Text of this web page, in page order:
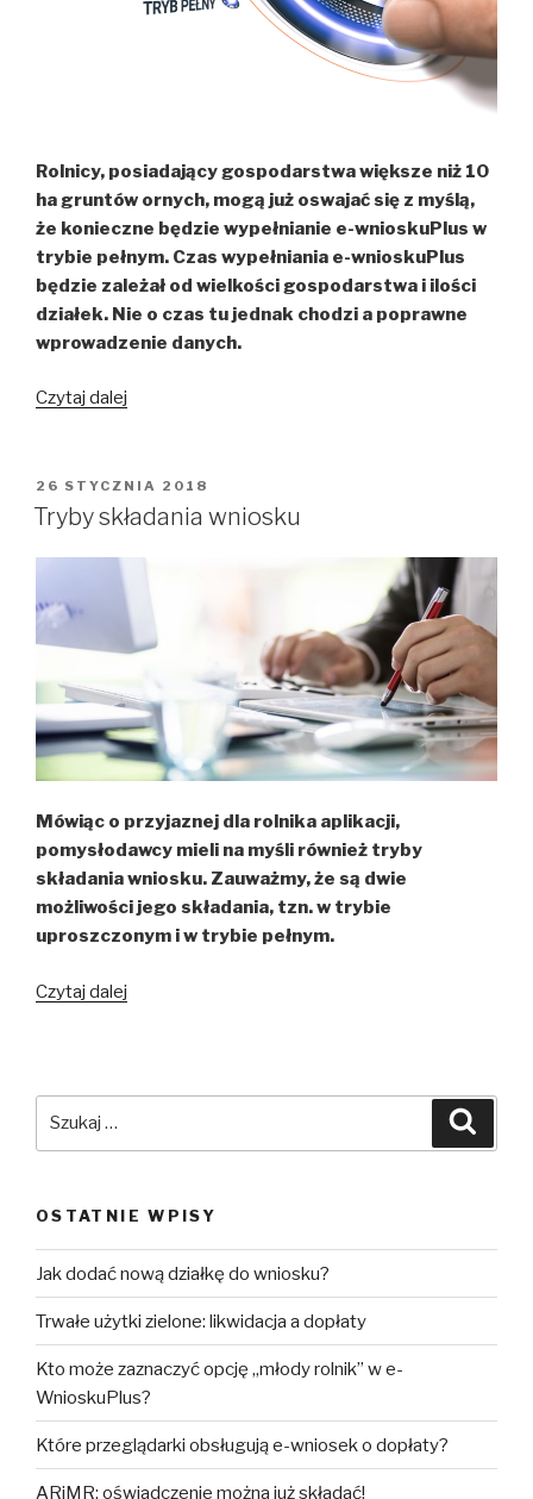
Rolnicy, posiadający gospodarstwa większe niż 10
ha gruntów ornych, mogą już oswajać się z myślą,
że konieczne będzie wypełnianie e-wnioskuPlus w
trybie pełnym. Czas wypełniania e-wnioskuPlus
będzie zależał od wielkości gospodarstwa i ilości
działek. Nie o czas tu jednak chodzi a poprawne
wprowadzenie danych.
Czytaj dalej
w
trybie
OPUBLIKOWANE
W
26 STYCZNIA 2018
Tryby składania wniosku
Mówiąc o przyjaznej dla rolnika aplikacji,
pomysłodawcy mieli na myśli również tryby
składania wniosku. Zauważmy, że są dwie
możliwości jego składania, tzn. w trybie
uproszczonym i w trybie pełnym.
Czytaj dalej
OSTATNIE WPISY
Jak dodać nową działkę do wniosku?
Trwałe użytki zielone: likwidacja a dopłaty
Kto może zaznaczyć opcję „młody rolnik” w e-
WnioskuPlus?
Które przeglądarki obsługują e-wniosek o dopłaty?
ARiMR: oświadczenie można już składać!